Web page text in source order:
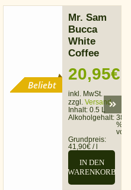
Beliebt
Mr. Sam
Bucca
White
Coffee
20,95€
inkl. MwSt.
zzgl. Versand
Inhalt: 0.5 L
Alkoholgehalt: 38
%
vol
Grundpreis:
41,90€ /
IN DEN
WARENKORB